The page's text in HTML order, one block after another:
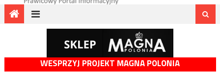
WESPRZYJ PROJEKT MAGNA POLONIA